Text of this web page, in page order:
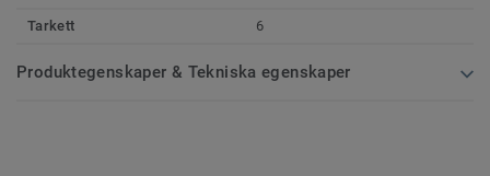
Tarkett 6
Produktegenskaper & Tekniska egenskaper